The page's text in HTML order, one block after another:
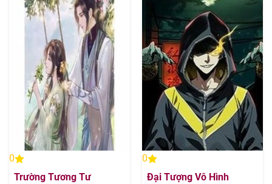
0
Trường Tương Tư
0
Đại Tượng Vô Hình